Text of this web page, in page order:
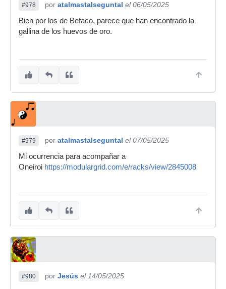
#978 por atalmastalseguntal el 06/05/2025
Bien por los de Befaco, parece que han encontrado la
gallina de los huevos de oro.
#979 por atalmastalseguntal el 07/05/2025
Mi ocurrencia para acompañar a
Oneiroi https://modulargrid.com/e/racks/view/2845008
#980 por Jesús el 14/05/2025